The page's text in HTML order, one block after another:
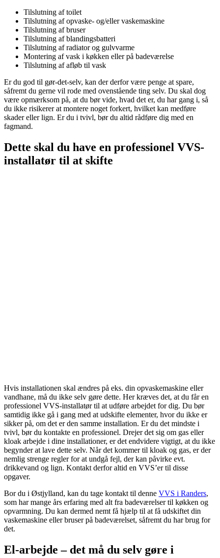
Tilslutning af toilet
Tilslutning af opvaske- og/eller vaskemaskine
Tilslutning af bruser
Tilslutning af blandingsbatteri
Tilslutning af radiator og gulvvarme
Montering af vask i køkken eller på badeværelse
Tilslutning af afløb til vask
Er du god til gør-det-selv, kan der derfor være penge at spare,
såfremt du gerne vil rode med ovenstående ting selv. Du skal dog
være opmærksom på, at du bør vide, hvad det er, du har gang i, så
du ikke risikerer at montere noget forkert, hvilket kan medføre
skader eller lign. Er du i tvivl, bør du altid rådføre dig med en
fagmand.
Dette skal du have en professionel VVS-
installatør til at skifte
Hvis installationen skal ændres på eks. din opvaskemaskine eller
vandhane, må du ikke selv gøre dette. Her kræves det, at du får en
professionel VVS-installatør til at udføre arbejdet for dig. Du bør
samtidig ikke gå i gang med at udskifte elementer, hvor du ikke er
sikker på, om det er den samme installation. Er du det mindste i
tvivl, bør du kontakte en professionel. Drejer det sig om gas eller
kloak arbejde i dine installationer, er det endvidere vigtigt, at du ikke
begynder at lave dette selv. Når det kommer til kloak og gas, er der
nemlig strenge regler for at undgå fejl, der kan påvirke evt.
drikkevand og lign. Kontakt derfor altid en VVS’er til disse
opgaver.
Bor du i Østjylland, kan du tage kontakt til denne VVS i Randers,
som har mange års erfaring med alt fra badeværelser til køkken og
opvarmning. Du kan dermed nemt få hjælp til at få udskiftet din
vaskemaskine eller bruser på badeværelset, såfremt du har brug for
det.
El-arbejde – det må du selv gøre i